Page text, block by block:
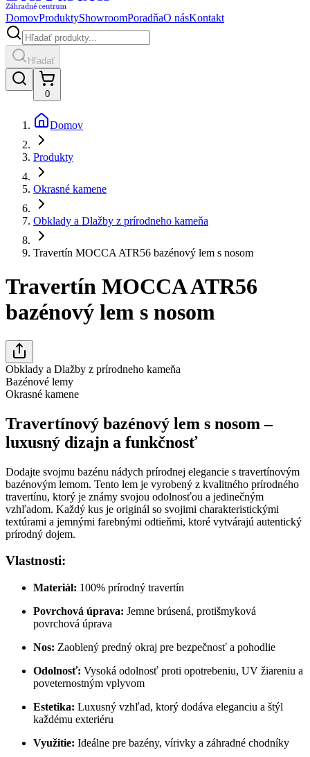
DomovProduktyShowroomPoradňaO násKontakt
Hľadať
0
Domov
Produkty
Okrasné kamene
Obklady a Dlažby z prírodneho kameňa
Travertín MOCCA ATR56 bazénový lem s nosom
Travertín MOCCA ATR56
bazénový lem s nosom
Obklady a Dlažby z prírodneho kameňa
Bazénové lemy
Okrasné kamene
Travertínový bazénový lem s nosom –
luxusný dizajn a funkčnosť
Dodajte svojmu bazénu nádych prírodnej elegancie s travertínovým
bazénovým lemom. Tento lem je vyrobený z kvalitného prírodného
travertínu, ktorý je známy svojou odolnosťou a jedinečným
vzhľadom. Každý kus je originál so svojimi charakteristickými
textúrami a jemnými farebnými odtieňmi, ktoré vytvárajú autentický
prírodný dojem.
Vlastnosti:
Materiál: 100% prírodný travertín
Povrchová úprava: Jemne brúsená, protišmyková
povrchová úprava
Nos: Zaoblený predný okraj pre bezpečnosť a pohodlie
Odolnosť: Vysoká odolnosť proti opotrebeniu, UV žiareniu a
poveternostným vplyvom
Estetika: Luxusný vzhľad, ktorý dodáva eleganciu a štýl
každému exteriéru
Využitie: Ideálne pre bazény, vírivky a záhradné chodníky